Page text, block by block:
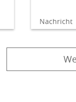
Nachricht